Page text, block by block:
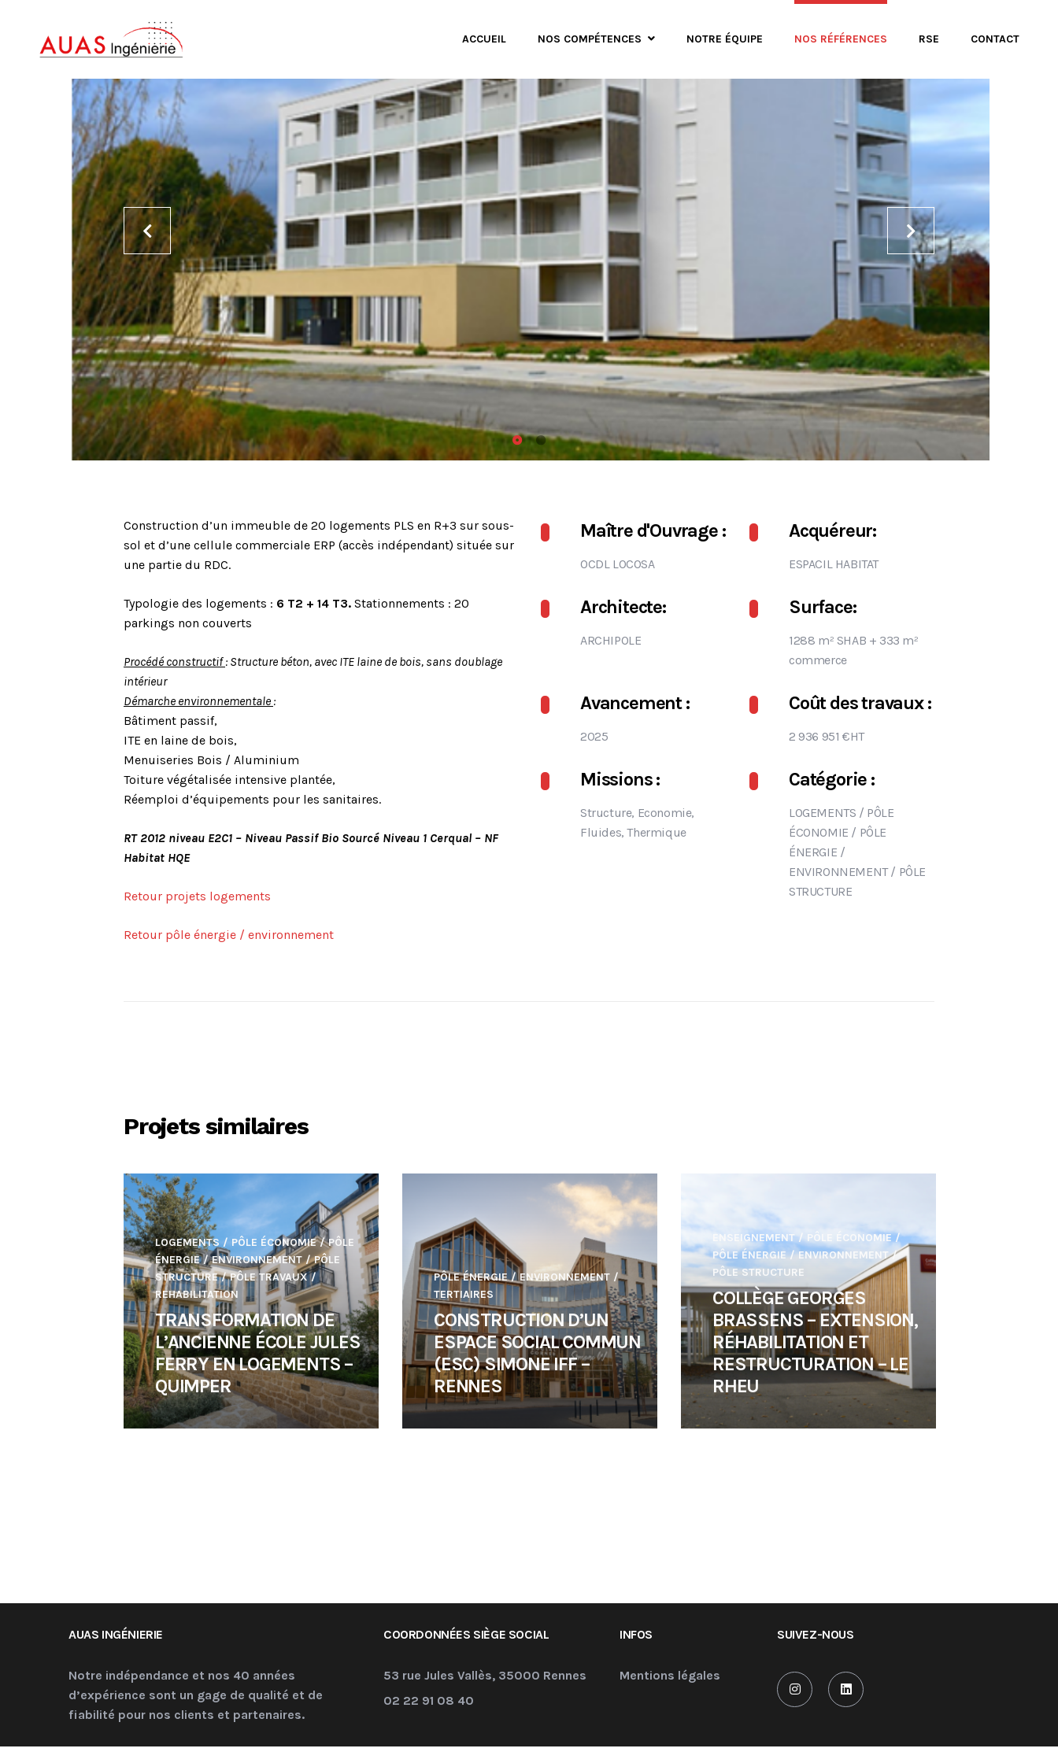
ACCUEIL NOS COMPÉTENCES NOTRE ÉQUIPE NOS RÉFÉRENCES RSE CONTACT
Construction d’un immeuble de 20 logements PLS en R+3 sur sous-
sol et d’une cellule commerciale ERP (accès indépendant) située sur
une partie du RDC.
Typologie des logements : 6 T2 + 14 T3. Stationnements : 20
parkings non couverts
Procédé constructif: Structure béton, avec ITE laine de bois, sans doublage
intérieur
Démarche environnementale :
Bâtiment passif,
ITE en laine de bois,
Menuiseries Bois / Aluminium
Toiture végétalisée intensive plantée,
Réemploi d’équipements pour les sanitaires.
RT 2012 niveau E2C1 – Niveau Passif Bio Sourcé Niveau 1 Cerqual – NF
Habitat HQE
Retour projets logements
Retour pôle énergie / environnement
Maître d'Ouvrage :
OCDL LOCOSA
Acquéreur:
ESPACIL HABITAT
Architecte:
ARCHIPOLE
Surface:
1288 m² SHAB + 333 m²
commerce
Avancement :
2025
Coût des travaux :
2 936 951 €HT
Missions :
Structure, Economie,
Fluides, Thermique
Catégorie :
LOGEMENTS / PÔLE
ÉCONOMIE / PÔLE
ÉNERGIE /
ENVIRONNEMENT/ PÔLE
STRUCTURE
Projets similaires
LOGEMENTS / PÔLE ÉCONOMIE/PÔLE
ÉNERGIE / ENVIRONNEMENT/PÔLE
STRUCTURE/PÔLE TRAVAUX/
REHABILITATION
TRANSFORMATION DE
L’ANCIENNE ÉCOLE JULES
FERRY EN LOGEMENTS –
QUIMPER
PÔLE ÉNERGIE / ENVIRONNEMENT /
TERTIAIRES
CONSTRUCTION D’UN
ESPACE SOCIAL COMMUN
(ESC) SIMONE IFF –
RENNES
ENSEIGNEMENT/ PÔLE ÉCONOMIE/
PÔLE ÉNERGIE / ENVIRONNEMENT/
PÔLE STRUCTURE
COLLÈGE GEORGES
BRASSENS – EXTENSION,
RÉHABILITATION ET
RESTRUCTURATION – LE
RHEU
AUAS INGÉNIERIE
Notre indépendance et nos 40 années
d’expérience sont un gage de qualité et de
fiabilité pour nos clients et partenaires.
COORDONNÉES SIÈGE SOCIAL
53 rue Jules Vallès, 35000 Rennes
02 22 91 08 40
INFOS
Mentions légales
SUIVEZ-NOUS